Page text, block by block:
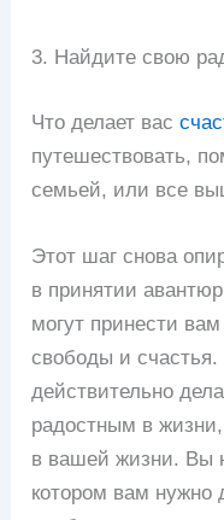
3. Найдите свою
Что делает вас
путешествовать,
семьей, или все
Этот шаг снова
в принятии
могут принести
свободы и счастья.
действительно
радостным в
в вашей жизни. Вы
котором вам нужно